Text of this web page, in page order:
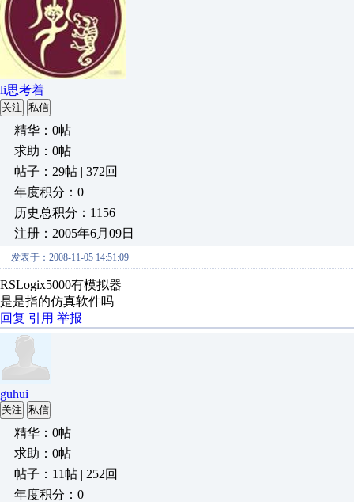
li思考着
关注 私信
精华：0帖
求助：0帖
帖子：29帖 | 372回
年度积分：0
历史总积分：1156
注册：2005年6月09日
发表于：2008-11-05 14:51:09
RSLogix5000有模拟器
是是指的仿真软件吗
回复 引用 举报
guhui
关注 私信
精华：0帖
求助：0帖
帖子：11帖 | 252回
年度积分：0